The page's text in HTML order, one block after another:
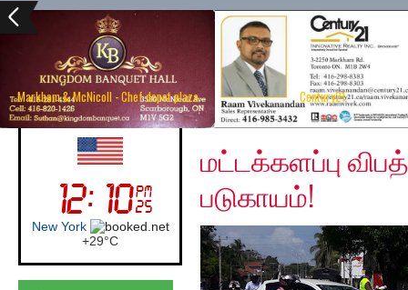
Markham & McNicoll - Chef depot plaza Century21
UK (London)
London
+28°C
Friday, January 3,
மட்டக்களப்பு
படுகாயம்!